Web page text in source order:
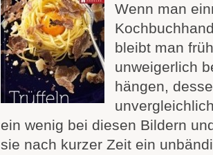
Wenn man
bleibt man
unweigerlich
hängen,
ein wenig bei diesen Bildern
sie nach kurzer Zeit ein